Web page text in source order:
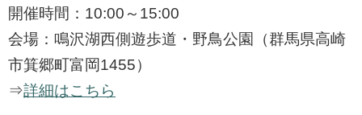
開催時間：10:00～15:00
会場：鳴沢湖西側遊歩道・野鳥公園（群馬県高崎
市箕郷町富岡1455）
⇒詳細はこちら